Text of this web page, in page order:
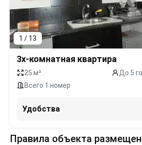
1 / 13
3х-комнатная квартира
25 м²
До 5
Всего 1 номер
Удобства
Правила объекта